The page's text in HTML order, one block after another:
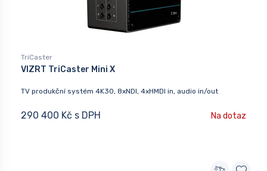
TriCaster
VIZRT TriCaster Mini X
TV produkční systém 4K30, 8xNDI, 4xHMDI in, audio in/out
290 400 Kč s DPH Na dotaz